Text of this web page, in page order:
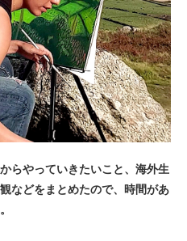
らやっていきたいこと、海外生
などをまとめたので、時間があ